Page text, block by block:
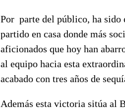
Por parte del público, ha sido
partido en casa donde más
aficionados que hoy han
al equipo hacia esta
acabado con tres años de
Además esta victoria sitúa al